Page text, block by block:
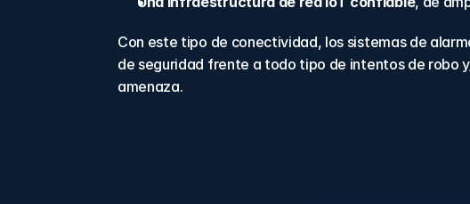
Con este tipo de conectividad, los sistemas de
de seguridad frente a todo tipo de intentos de robo
amenaza.